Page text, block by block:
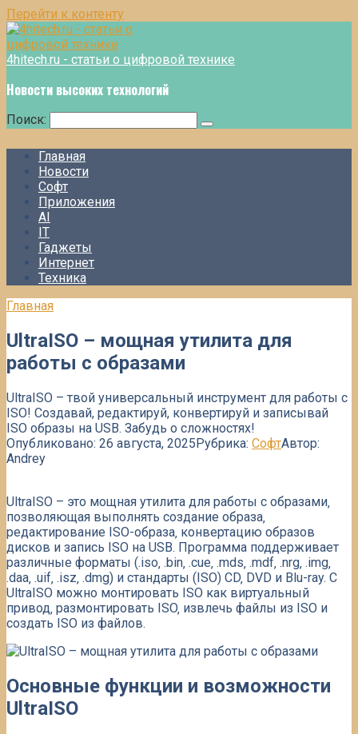
Перейти к контенту
4hitech.ru - статьи о цифровой технике
Новости высоких технологий
Поиск:
Главная
Новости
Софт
Приложения
AI
IT
Гаджеты
Интернет
Техника
Главная
UltraISO – мощная утилита для
работы с образами
UltraISO – твой универсальный инструмент для работы с
ISO! Создавай, редактируй, конвертируй и записывай
ISO образы на USB. Забудь о сложностях!
Опубликовано: 26 августа, 2025Рубрика: СофтАвтор:
Andrey
UltraISO – это мощная утилита для работы с образами‚
позволяющая выполнять создание образа‚
редактирование ISO-образа‚ конвертацию образов
дисков и запись ISO на USB. Программа поддерживает
различные форматы (.iso‚ .bin‚ .cue‚ .mds‚ .mdf‚ .nrg‚ .img‚
.daa‚ .uif‚ .isz‚ .dmg) и стандарты (ISO) CD‚ DVD и Blu-ray. С
UltraISO можно монтировать ISO как виртуальный
привод‚ размонтировать ISO‚ извлечь файлы из ISO и
создать ISO из файлов.
Основные функции и возможности
UltraISO